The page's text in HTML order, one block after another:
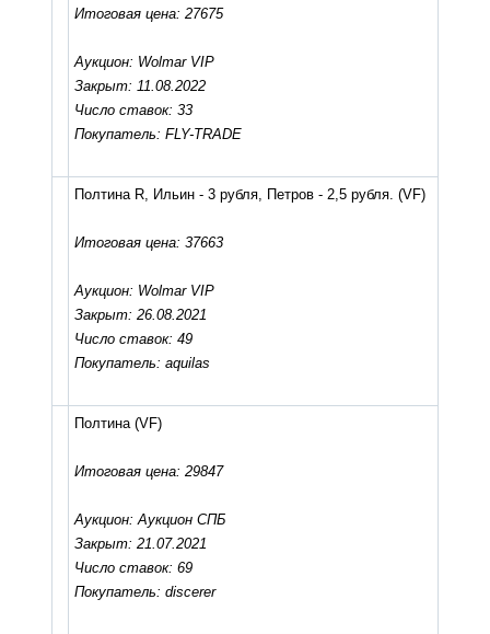
Итоговая цена: 27675
Аукцион: Wolmar VIP
Закрыт: 11.08.2022
Число ставок: 33
Покупатель: FLY-TRADE
Полтина R, Ильин - 3 рубля, Петров - 2,5 рубля. (VF)
Итоговая цена: 37663
Аукцион: Wolmar VIP
Закрыт: 26.08.2021
Число ставок: 49
Покупатель: aquilas
Полтина(VF)
Итоговая цена: 29847
Аукцион: Аукцион СПБ
Закрыт: 21.07.2021
Число ставок: 69
Покупатель: discerer